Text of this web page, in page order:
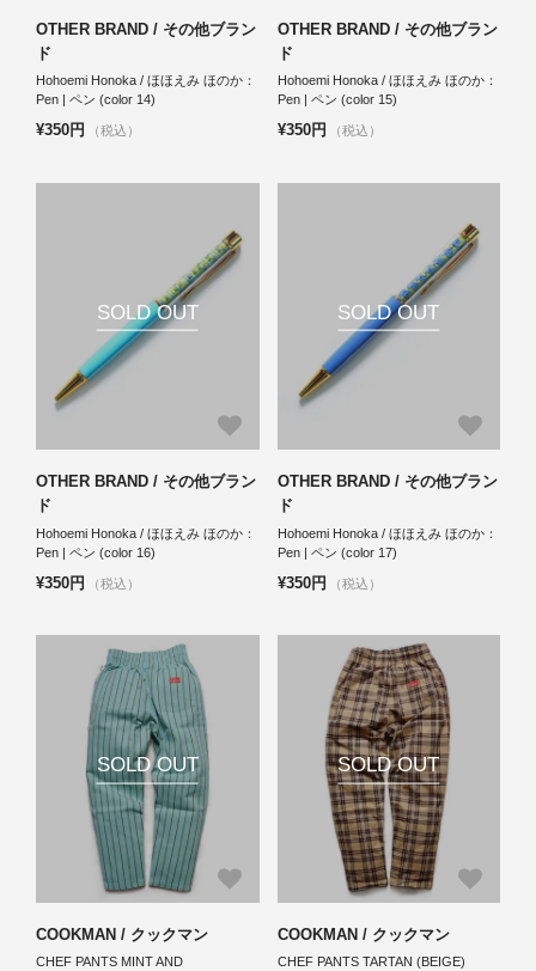
OTHER BRAND / その他ブラン
ド
Hohoemi Honoka / ほほえみ ほのか：
Pen | ペン (color 14)
¥350円 （税込）
OTHER BRAND / その他ブラン
ド
Hohoemi Honoka / ほほえみ ほのか：
Pen | ペン (color 15)
¥350円 （税込）
SOLD OUT
OTHER BRAND / その他ブラン
ド
Hohoemi Honoka / ほほえみ ほのか：
Pen | ペン (color 16)
¥350円 （税込）
SOLD OUT
OTHER BRAND / その他ブラン
ド
Hohoemi Honoka / ほほえみ ほのか：
Pen | ペン (color 17)
¥350円 （税込）
SOLD OUT
COOKMAN / クックマン
CHEF PANTS MINT AND
SOLD OUT
COOKMAN / クックマン
CHEF PANTS TARTAN (BEIGE)